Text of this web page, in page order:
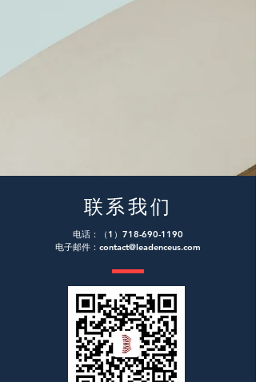
联系我们
电话：（1）718-690-1190
电子邮件： contact@leadenceus.com